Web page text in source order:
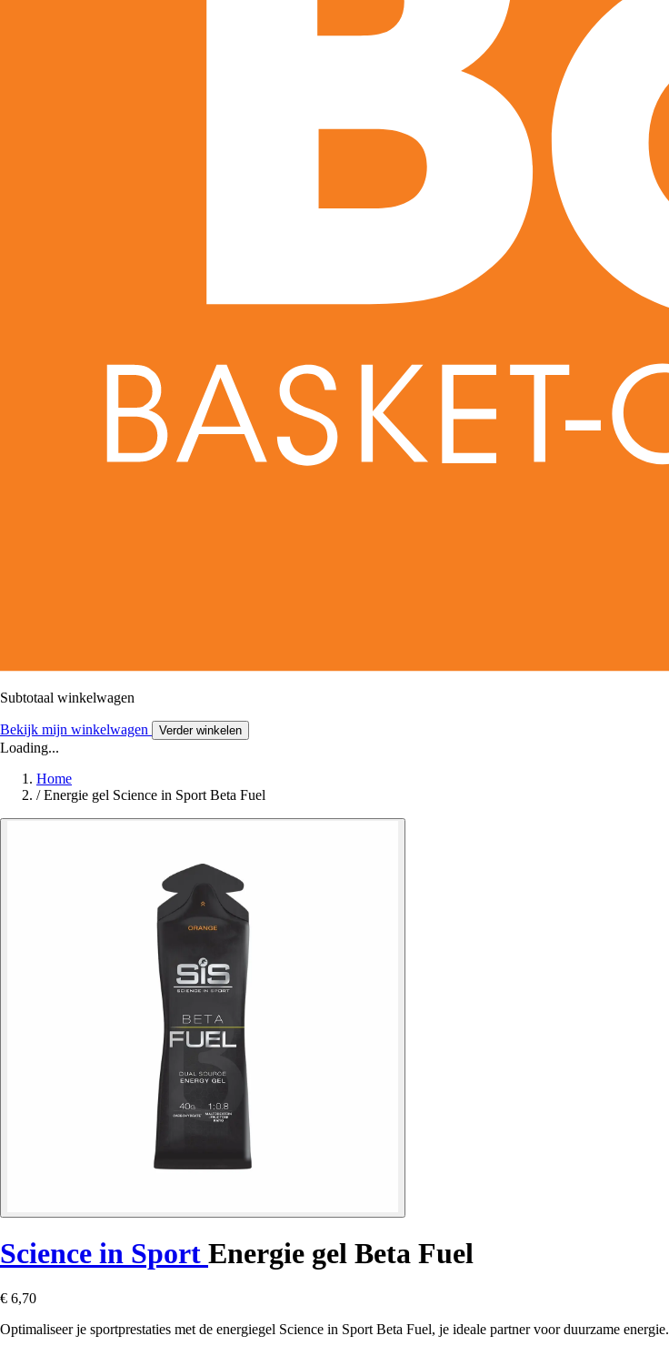
Subtotaal winkelwagen
Bekijk mijn winkelwagen Verder winkelen
Loading...
Home
/ Energie gel Science in Sport Beta Fuel
Science in Sport Energie gel Beta Fuel
€ 6,70
Optimaliseer je sportprestaties met de energiegel Science in Sport Beta Fuel, je ideale partner voor duurzame energie.